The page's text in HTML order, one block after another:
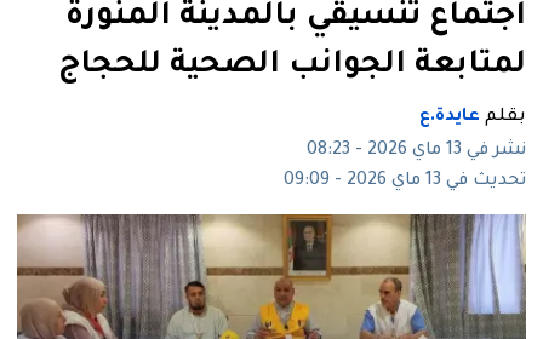
اجتماع تنسيقي بالمدينة المنورة
لمتابعة الجوانب الصحية للحجاج
بقلم عايدة.ع
نشر في 13 ماي 2026 - 08:23
تحديث في 13 ماي 2026 - 09:09